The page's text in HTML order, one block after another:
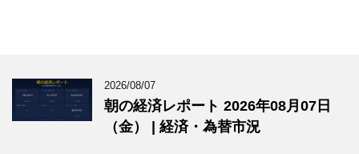
2026/08/07
朝の経済レポート 2026年08月07日
（金） | 経済・為替市況